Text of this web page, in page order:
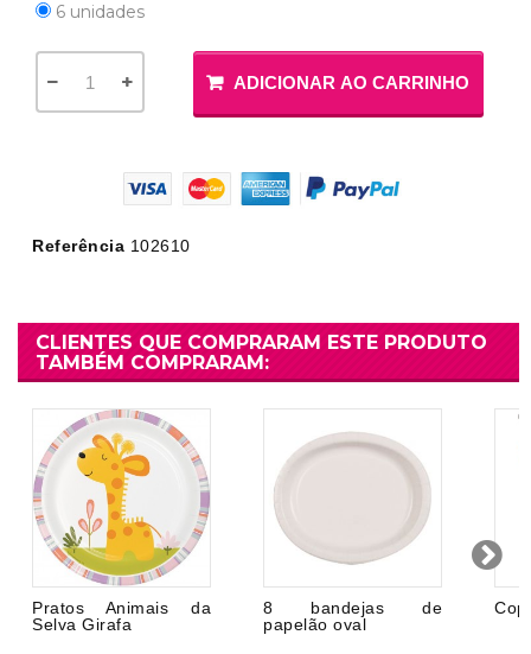
6 unidades
ADICIONAR AO CARRINHO
Referência 102610
CLIENTES QUE COMPRARAM ESTE PRODUTO
TAMBÉM COMPRARAM:
Pratos Animais da
Selva Girafa
8 bandejas de
papelão oval